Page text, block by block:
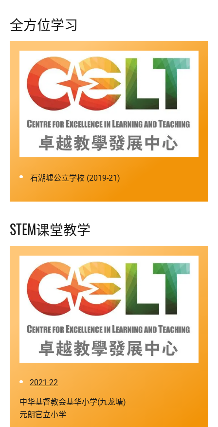
全方位学习
石湖墟公立学校 (2019-21)
STEM课堂教学
2021-22
中华基督教会基华小学(九龙塘)
元朗官立小学